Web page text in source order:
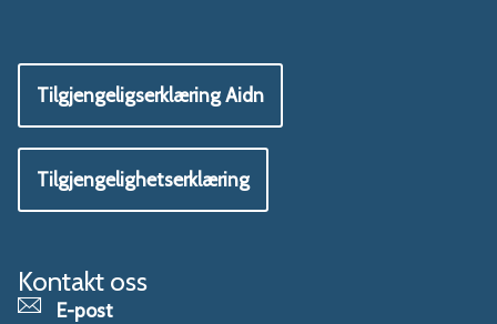
Tilgjengeligserklæring Aidn
Tilgjengelighetserklæring
Kontakt oss
E-post